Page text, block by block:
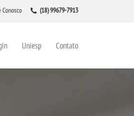
Conosco (18) 99679-7913
Uniesp Contato